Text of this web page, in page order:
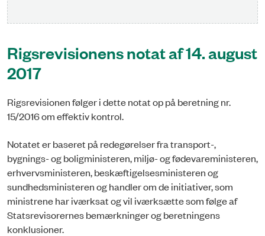
Rigsrevisionens notat af 14. august
2017
Rigsrevisionen følger i dette notat op på beretning nr.
15/2016 om effektiv kontrol.
Notatet er baseret på redegørelser fra transport-,
bygnings- og boligministeren, miljø- og fødevareministeren,
erhvervsministeren, beskæftigelsesministeren og
sundhedsministeren og handler om de initiativer, som
ministrene har iværksat og vil iværksætte som følge af
Statsrevisorernes bemærkninger og beretningens
konklusioner.